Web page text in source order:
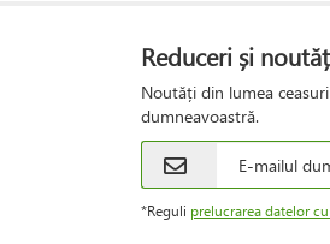
Reduceri și
Noutăți din lumea
dumneavoastră.
*Reguli prelucrarea datelor